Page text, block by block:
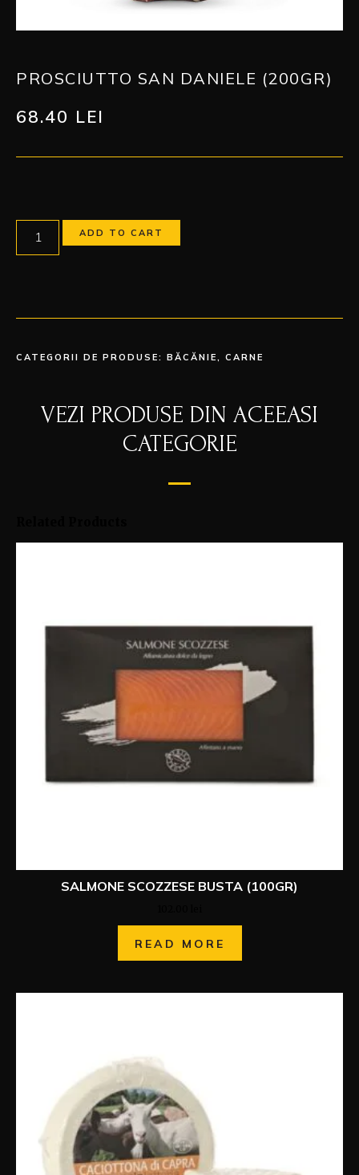
PROSCIUTTO SAN DANIELE (200GR)
68.40 LEI
ADD TO CART
CATEGORII DE PRODUSE: BĂCĂNIE, CARNE
VEZI PRODUSE DIN ACEEASI
CATEGORIE
SALMONE SCOZZESE BUSTA (100GR)
READ MORE